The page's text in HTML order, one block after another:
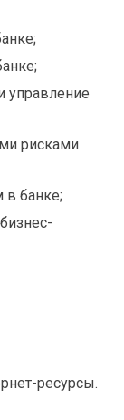
управление
рисками
в банке;
ресурсы.